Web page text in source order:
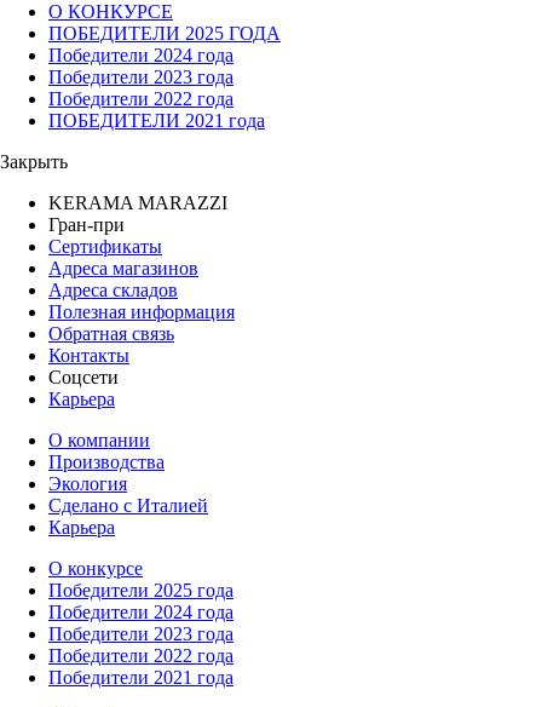
О КОНКУРСЕ
ПОБЕДИТЕЛИ 2025 ГОДА
Победители 2024 года
Победители 2023 года
Победители 2022 года
ПОБЕДИТЕЛИ 2021 года
Закрыть
KERAMA MARAZZI
Гран-при
Сертификаты
Адреса магазинов
Адреса складов
Полезная информация
Обратная связь
Контакты
Соцсети
Карьера
О компании
Производства
Экология
Сделано с Италией
Карьера
О конкурсе
Победители 2025 года
Победители 2024 года
Победители 2023 года
Победители 2022 года
Победители 2021 года